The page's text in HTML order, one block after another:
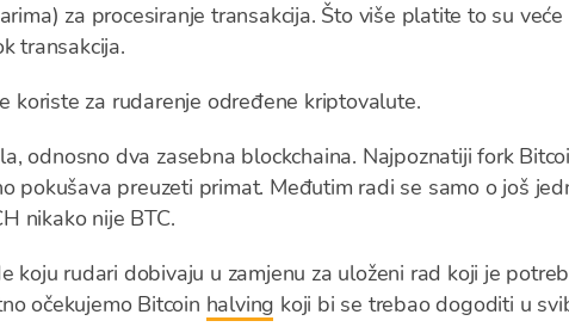
za procesiranje transakcija. Što više platite to su
transakcija.
koriste za rudarenje određene kriptovalute.
odnosno dva zasebna blockchaina. Najpoznatiji fork
pokušava preuzeti primat. Međutim radi se samo o još
nikako nije BTC.
koju rudari dobivaju u zamjenu za uloženi rad koji je
očekujemo Bitcoin halving koji bi se trebao dogoditi u